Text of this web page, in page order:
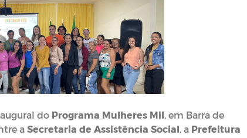
do Programa Mulheres Mil, em Barra de
a Secretaria de Assistência Social, a Prefeitura